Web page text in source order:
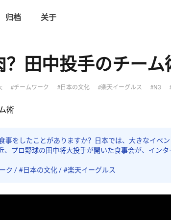
归档 关于
田中投手のチーム
#チームワーク #日本の文化 #楽天イーグルス #N3
事をしたことがありますか？日本では、大きなイベ
、プロ野球の田中将大投手が開いた食事会が、イン
ク / #日本の文化 / #楽天イーグルス